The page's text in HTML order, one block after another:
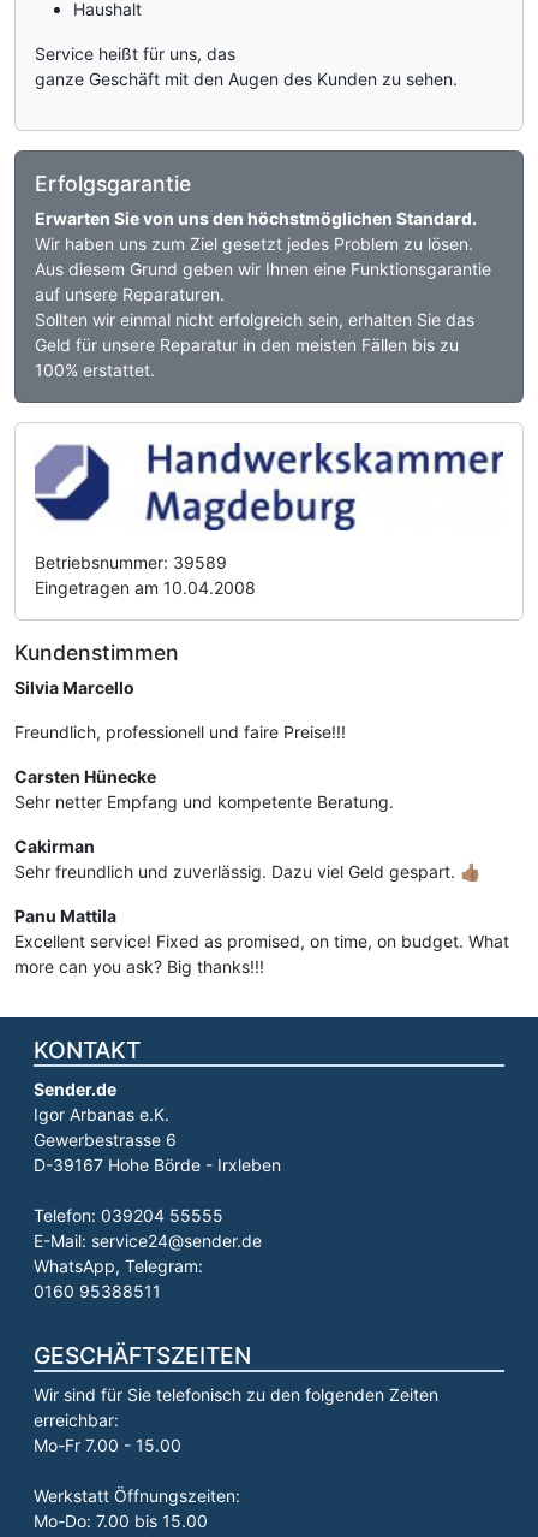
Haushalt
Service heißt für uns, das
ganze Geschäft mit den Augen des Kunden zu sehen.
Erfolgsgarantie
Erwarten Sie von uns den höchstmöglichen Standard.
Wir haben uns zum Ziel gesetzt jedes Problem zu lösen.
Aus diesem Grund geben wir Ihnen eine Funktionsgarantie
auf unsere Reparaturen.
Sollten wir einmal nicht erfolgreich sein, erhalten Sie das
Geld für unsere Reparatur in den meisten Fällen bis zu
100% erstattet.
Betriebsnummer: 39589
Eingetragen am 10.04.2008
Kundenstimmen
Silvia Marcello
Freundlich, professionell und faire Preise!!!
Carsten Hünecke
Sehr netter Empfang und kompetente Beratung.
Cakirman
Sehr freundlich und zuverlässig. Dazu viel Geld gespart. 👍🏽
Panu Mattila
Excellent service! Fixed as promised, on time, on budget. What
more can you ask? Big thanks!!!
KONTAKT
Sender.de
Igor Arbanas e.K.
Gewerbestrasse 6
D-39167 Hohe Börde - Irxleben
Telefon: 039204 55555
E-Mail: service24@sender.de
WhatsApp, Telegram:
0160 95388511
GESCHÄFTSZEITEN
Wir sind für Sie telefonisch zu den folgenden Zeiten
erreichbar:
Mo-Fr 7.00 - 15.00
Werkstatt Öffnungszeiten:
Mo-Do: 7.00 bis 15.00